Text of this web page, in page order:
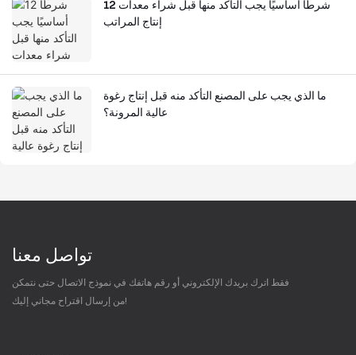
12 شرطًا أساسيًا يجب التأكد منها قبل شراء معدات
إنتاج المراتب
ما الذي يجب على المصنع التأكد منه قبل إنتاج رغوة
عالية المرونة؟
تواصل معنا
فقط اترك بريدك الإلكتروني أو رقم هاتفك في نموذج الاتصال حتى نتمكن
من إرسال اقتراح مجاني إليك!